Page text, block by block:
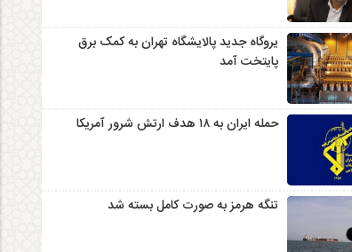
یروگاه جدید پالایشگاه تهران به کمک برق
پایتخت آمد
حمله ایران به ۱۸ هدف ارتش شرور آمریکا
تنگه هرمز به صورت کامل بسته شد